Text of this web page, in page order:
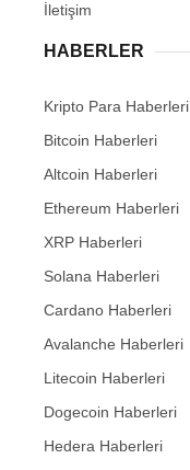
İletişim
HABERLER
Kripto Para Haberleri
Bitcoin Haberleri
Altcoin Haberleri
Ethereum Haberleri
XRP Haberleri
Solana Haberleri
Cardano Haberleri
Avalanche Haberleri
Litecoin Haberleri
Dogecoin Haberleri
Hedera Haberleri